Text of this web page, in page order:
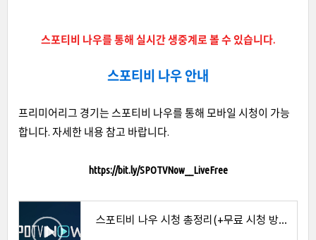
스포티비 나우를 통해 실시간 생중계로 볼 수 있습니다.
스포티비 나우 안내
프리미어리그 경기는 스포티비 나우를 통해 모바일 시청이 가능
합니다. 자세한 내용 참고 바랍니다.
https://bit.ly/SPOTVNow__LiveFree
스포티비 나우 시청 총정리(+무료 시청 방법)